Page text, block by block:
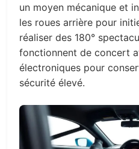
un moyen mécanique et
les roues arrière pour
réaliser des 180°
fonctionnent de concert
électroniques pour
sécurité élevé.